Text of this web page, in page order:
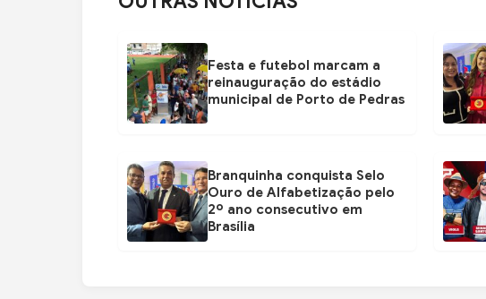
Festa e futebol marcam a
reinauguração do estádio
municipal de Porto de Pedras
Branquinha conquista Selo
Ouro de Alfabetização pelo
2º ano consecutivo em
Brasília